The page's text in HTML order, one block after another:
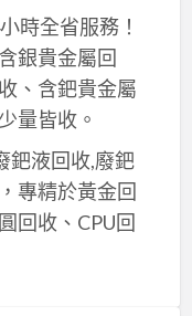
時全省服務！
銀貴金屬回
、含鈀貴金屬
量皆收。
鈀液回收,廢鈀
專精於黃金回
回收、CPU回